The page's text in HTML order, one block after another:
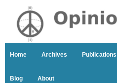
Home Archives Publications
Blog About